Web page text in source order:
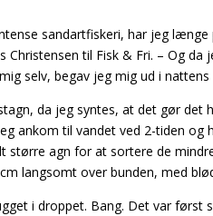
sandartfiskeri, har jeg
til Fisk & Fri. – Og
selv, begav jeg mig ud i nattens
da jeg syntes, at det gør
ankom til vandet ved 2-tiden
større agn for at sortere de
langsomt over bunden, med
i droppet. Bang. Det var